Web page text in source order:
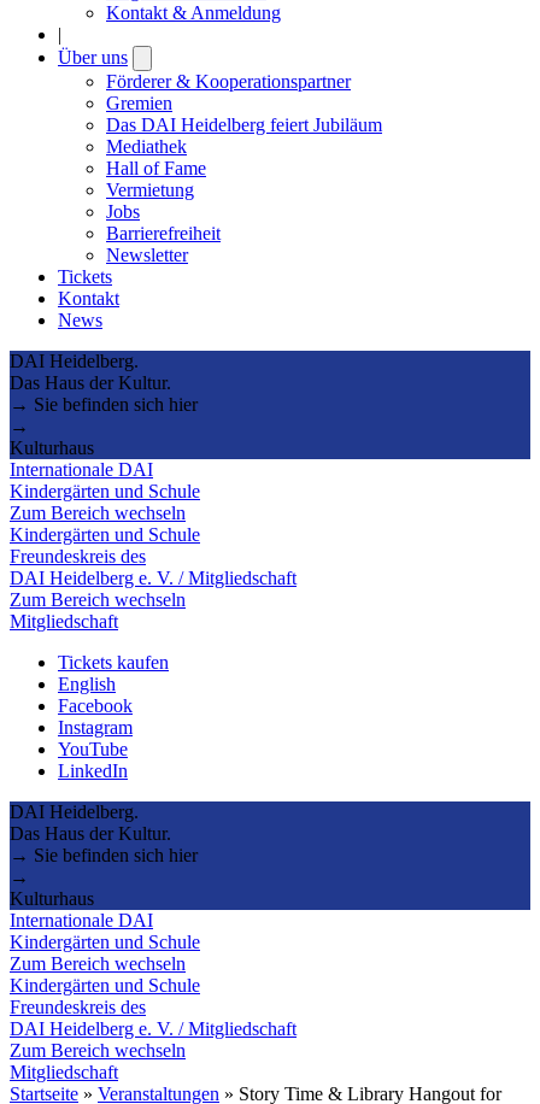
Kontakt & Anmeldung
|
Über uns
submenu
Förderer & Kooperationspartner
Gremien
Das DAI Heidelberg feiert Jubiläum
Mediathek
Hall of Fame
Vermietung
Jobs
Barrierefreiheit
Newsletter
Tickets
Kontakt
News
DAI Heidelberg.
Das Haus der Kultur.
→ Sie befinden sich hier
→
Kulturhaus
Internationale DAI
Kindergärten und Schule
Zum Bereich wechseln
Kindergärten und Schule
Freundeskreis des
DAI Heidelberg e. V. / Mitgliedschaft
Zum Bereich wechseln
Mitgliedschaft
Tickets kaufen
English
Facebook
Instagram
YouTube
LinkedIn
DAI Heidelberg.
Das Haus der Kultur.
→ Sie befinden sich hier
→
Kulturhaus
Internationale DAI
Kindergärten und Schule
Zum Bereich wechseln
Kindergärten und Schule
Freundeskreis des
DAI Heidelberg e. V. / Mitgliedschaft
Zum Bereich wechseln
Mitgliedschaft
Startseite » Veranstaltungen » Story Time & Library Hangout for